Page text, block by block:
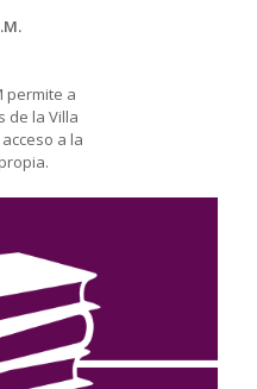
permite a
de la Villa
a la